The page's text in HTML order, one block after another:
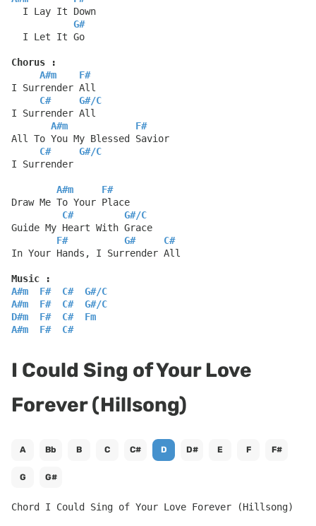
  I Lay It Down
G#
  I Let It Go
Chorus :
A#m
F#
I Surrender All
C#
G#/C
I Surrender All
A#m
F#
All To You My Blessed Savior
C#
G#/C
I Surrender
A#m
F#
Draw Me To Your Place
C#
G#/C
Guide My Heart With Grace
F#
G#
C#
In Your Hands, I Surrender All
Music :
A#m
F# C# G#/C
A#m
F# C# G#/C
D#m
F# C#
Fm
A#m
F# C#
I Could Sing of Your Love
Forever (Hillsong)
A Bb B C C# D D# E F F#
G G#
Chord I Could Sing of Your Love Forever (Hillsong)